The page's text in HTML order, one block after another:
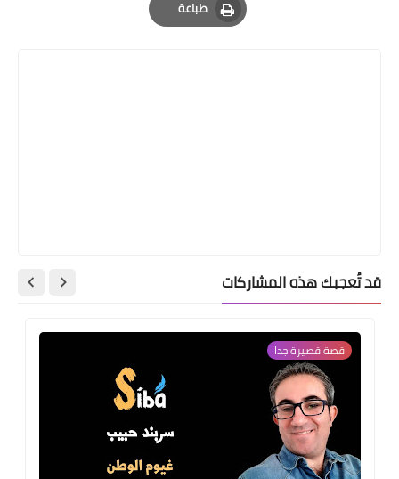
طباعة
Print
قد تُعجبك هذه المشاركات
قصة قصيرة جدا